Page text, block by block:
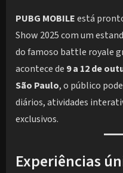
PUBG MOBILEestá
Show 2025 com um
do famoso battle royale
acontece de 9 a 12 de
São Paulo, o público
diários, atividades
exclusivos.
Experiências